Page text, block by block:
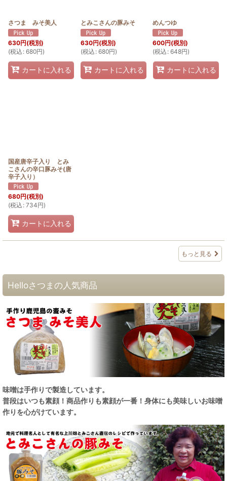
さつま みそ美人
630円(税別)
(税込 : 680円)
カートに入れる
とみこさんの豚みそ
630円(税別)
(税込 : 680円)
カートに入れる
めんつゆ
600円(税別)
(税込 : 648円)
カートに入れる
国産唐辛子入り とみ
こさんの辛口豚みそ(唐
辛子入り）
680円(税別)
(税込 : 734円)
カートに入れる
もっと見る
Helloさつまの人気商品
味噌は手作りで製造しています。
普段はいつも素顔！商品作りも素顔が一番！身体にも美味しいお味噌
作りを心がけています。